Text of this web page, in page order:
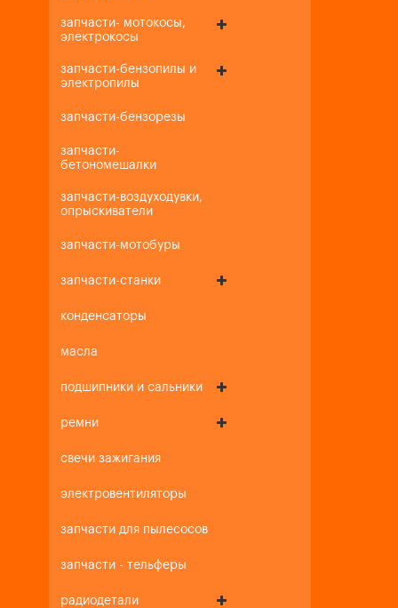
запчасти- мотокосы,
электрокосы
запчасти-бензопилы и
электропилы
запчасти-бензорезы
запчасти-
бетономешалки
запчасти-воздуходувки,
опрыскиватели
запчасти-мотобуры
запчасти-станки
конденсаторы
масла
подшипники и сальники
ремни
свечи зажигания
электровентиляторы
запчасти для пылесосов
запчасти - тельферы
радиодетали